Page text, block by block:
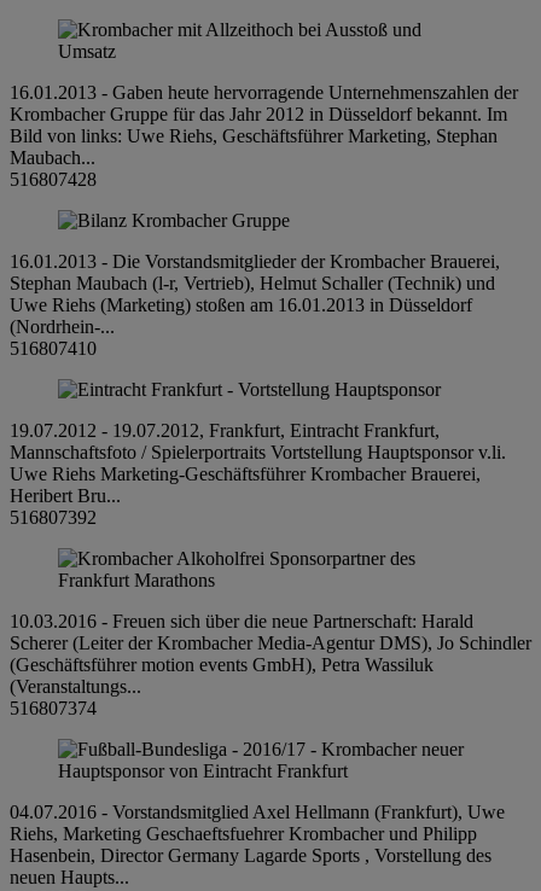
16.01.2013 - Gaben heute hervorragende Unternehmenszahlen der
Krombacher Gruppe für das Jahr 2012 in Düsseldorf bekannt. Im
Bild von links: Uwe Riehs, Geschäftsführer Marketing, Stephan
Maubach...
516807428
16.01.2013 - Die Vorstandsmitglieder der Krombacher Brauerei,
Stephan Maubach (l-r, Vertrieb), Helmut Schaller (Technik) und
Uwe Riehs (Marketing) stoßen am 16.01.2013 in Düsseldorf
(Nordrhein-...
516807410
19.07.2012 - 19.07.2012, Frankfurt, Eintracht Frankfurt,
Mannschaftsfoto / Spielerportraits Vortstellung Hauptsponsor v.li.
Uwe Riehs Marketing-Geschäftsführer Krombacher Brauerei,
Heribert Bru...
516807392
10.03.2016 - Freuen sich über die neue Partnerschaft: Harald
Scherer (Leiter der Krombacher Media-Agentur DMS), Jo Schindler
(Geschäftsführer motion events GmbH), Petra Wassiluk
(Veranstaltungs...
516807374
04.07.2016 - Vorstandsmitglied Axel Hellmann (Frankfurt), Uwe
Riehs, Marketing Geschaeftsfuehrer Krombacher und Philipp
Hasenbein, Director Germany Lagarde Sports , Vorstellung des
neuen Haupts...